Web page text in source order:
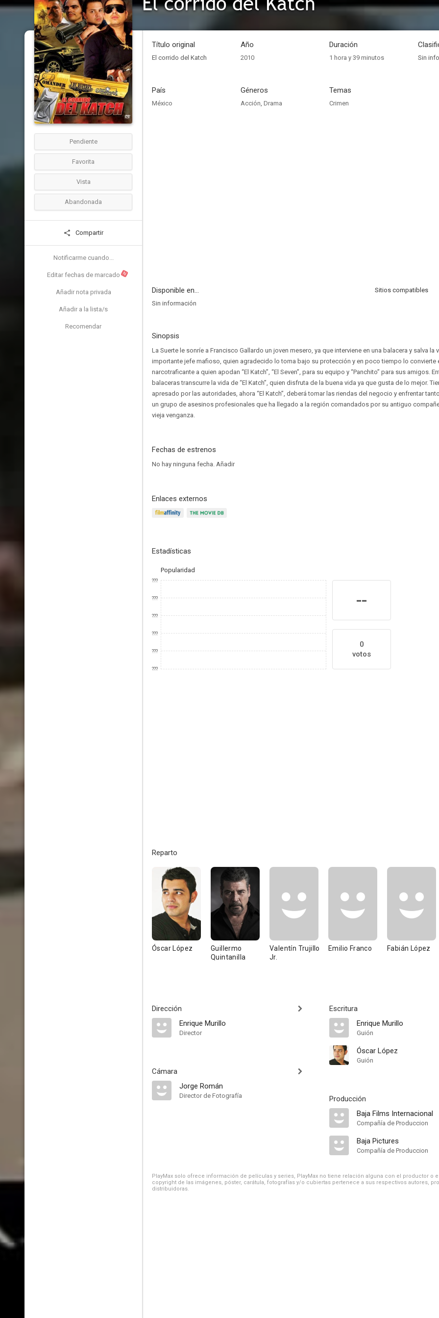
Pendiente
Favorita
Vista
Abandonada
Compartir
Notificarme cuando...
Editar fechas de marcado N
Añadir nota privada
Añadir a la lista/s
Recomendar
Título original
El corrido del Katch
Año
2010
Duración
1 hora y 39 minutos Sin
País
México
Géneros
Acción, Drama
Temas
Crimen
Disponible en...
Sitios compatibles
Sin información
Sinopsis
La Suerte le sonríe a Francisco Gallardo un joven mesero, ya que interviene en una balacera y salva la
importante jefe mafioso, quien agradecido lo toma bajo su protección y en poco tiempo lo convierte
narcotraficante a quien apodan “El Katch”, “El Seven”, para su equipo y “Panchito” para sus amigos.
balaceras transcurre la vida de “El Katch”, quien disfruta de la buena vida ya que gusta de lo mejor.
apresado por las autoridades, ahora “El Katch”, deberá tomar las riendas del negocio y enfrentar
un grupo de asesinos profesionales que ha llegado a la región comandados por su antiguo
vieja venganza.
Fechas de estrenos
No hay ninguna fecha. Añadir
Enlaces externos
Estadísticas
Popularidad
???
???
???
???
???
???
--
0
votos
Reparto
Óscar López
Guillermo
Quintanilla
Valentín Trujillo
Jr.
Emilio Franco Fabián López
Dirección
Enrique Murillo
Director
Cámara
Jorge Román
Director de Fotografía
Escritura
Enrique Murillo
Guión
Óscar López
Guión
Producción
Baja Films Internacional
Compañía de Produccion
Baja Pictures
Compañía de Produccion
PlayMax solo ofrece información de películas y series, PlayMax no tiene relación alguna con el productor o
copyright de las imágenes, póster, carátula, fotografías y/o cubiertas pertenece a sus respectivos autores,
distribuidoras.